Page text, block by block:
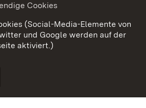
Barrierefreiheit
Cookies
Cookies
(Social-Media-Elemente von
und Google werden auf der
aktiviert.)